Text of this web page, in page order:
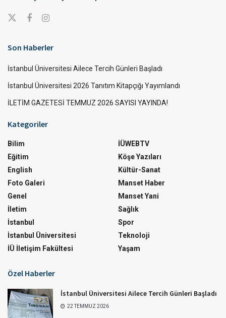
Son Haberler
İstanbul Üniversitesi Ailece Tercih Günleri Başladı
İstanbul Üniversitesi 2026 Tanıtım Kitapçığı Yayımlandı
İLETİM GAZETESİ TEMMUZ 2026 SAYISI YAYINDA!
Kategoriler
Bilim
Eğitim
English
Foto Galeri
Genel
İletim
İstanbul
İstanbul Üniversitesi
İÜ İletişim Fakültesi
İÜWEBTV
Köşe Yazıları
Kültür-Sanat
Manset Haber
Manset Yani
Sağlık
Spor
Teknoloji
Yaşam
Özel Haberler
İstanbul Üniversitesi Ailece Tercih Günleri Başladı
22 TEMMUZ 2026